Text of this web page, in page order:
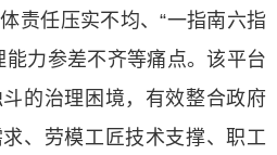
责任压实不均、“一指南六指
能力参差不齐等痛点。该平台
的治理困境，有效整合政府
、劳模工匠技术支撑、职工